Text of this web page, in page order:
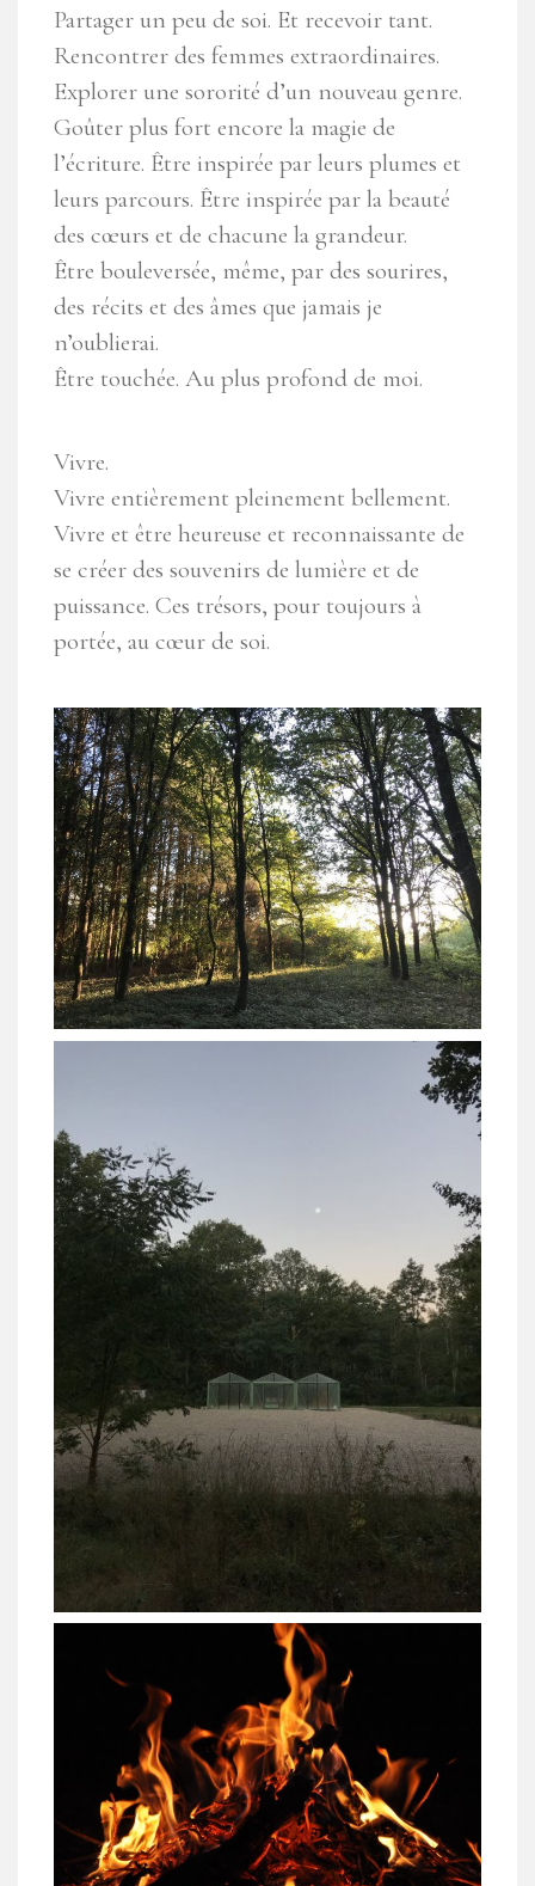
Partager un peu de soi. Et recevoir tant.
Rencontrer des femmes extraordinaires.
Explorer une sororité d’un nouveau genre.
Goûter plus fort encore la magie de
l’écriture. Être inspirée par leurs plumes et
leurs parcours. Être inspirée par la beauté
des cœurs et de chacune la grandeur.
Être bouleversée, même, par des sourires,
des récits et des âmes que jamais je
n’oublierai.
Être touchée. Au plus profond de moi.
Vivre.
Vivre entièrement pleinement bellement.
Vivre et être heureuse et reconnaissante de
se créer des souvenirs de lumière et de
puissance. Ces trésors, pour toujours à
portée, au cœur de soi.